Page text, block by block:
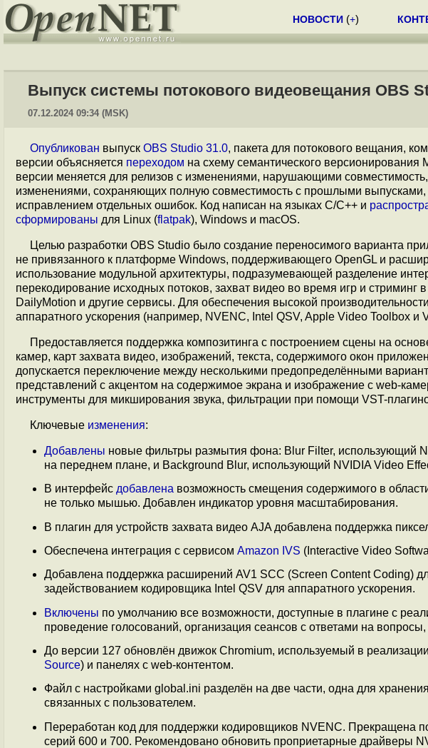
НОВОСТИ (+)
Выпуск системы потокового видеовещания OBS
07.12.2024 09:34 (MSK)
Опубликован выпуск OBS Studio 31.0, пакета для потокового вещания,
версии объясняется переходом на схему семантического
версии меняется для релизов с изменениями, нарушающими
изменениями, сохраняющих полную совместимость с прошлыми выпусками,
исправлением отдельных ошибок. Код написан на языках C/C++ и
сформированы для Linux (flatpak), Windows и macOS.
Целью разработки OBS Studio было создание переносимого варианта
не привязанного к платформе Windows, поддерживающего OpenGL и
использование модульной архитектуры, подразумевающей разделение
перекодирование исходных потоков, захват видео во время игр и стриминг
DailyMotion и другие сервисы. Для обеспечения высокой
аппаратного ускорения (например, NVENC, Intel QSV, Apple Video Toolbox и
Предоставляется поддержка композитинга с построением сцены на
камер, карт захвата видео, изображений, текста, содержимого окон
допускается переключение между несколькими предопределёнными
представлений с акцентом на содержимое экрана и изображение с web-
инструменты для микширования звука, фильтрации при помощи VST-
Ключевые изменения:
Добавлены новые фильтры размытия фона: Blur Filter, использующий
на переднем плане, и Background Blur, использующий NVIDIA Video
В интерфейс добавлена возможность смещения содержимого в
не только мышью. Добавлен индикатор уровня масштабирования.
В плагин для устройств захвата видео AJA добавлена поддержка
Обеспечена интеграция с сервисом Amazon IVS (Interactive Video
Добавлена поддержка расширений AV1 SCC (Screen Content Coding)
задействованием кодировщика Intel QSV для аппаратного ускорения.
Включены по умолчанию все возможности, доступные в плагине с
проведение голосований, организация сеансов с ответами на
До версии 127 обновлён движок Chromium, используемый в
Source) и панелях с web-контентом.
Файл с настройками global.ini разделён на две части, одна для
связанных с пользователем.
Переработан код для поддержки кодировщиков NVENC. Прекращена
серий 600 и 700. Рекомендовано обновить проприетарные драйверы